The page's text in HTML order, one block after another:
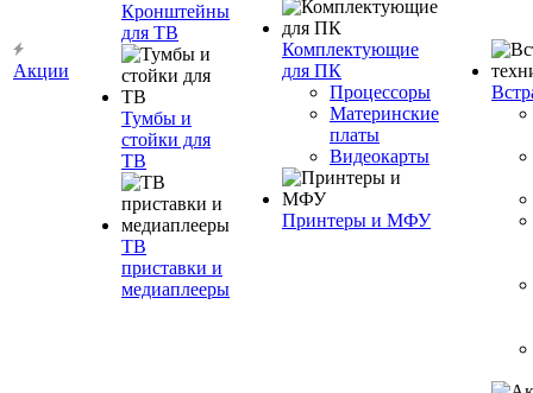
Акции
Кронштейны
для ТВ
Тумбы и
стойки для
ТВ
ТВ
приставки и
медиаплееры
Комплектующие
для ПК
Процессоры
Материнские
платы
Видеокарты
Принтеры и МФУ